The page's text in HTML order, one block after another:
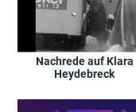
Nachrede auf Klara
Heydebreck